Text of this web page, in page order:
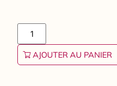
AJOUTER AU PANIER